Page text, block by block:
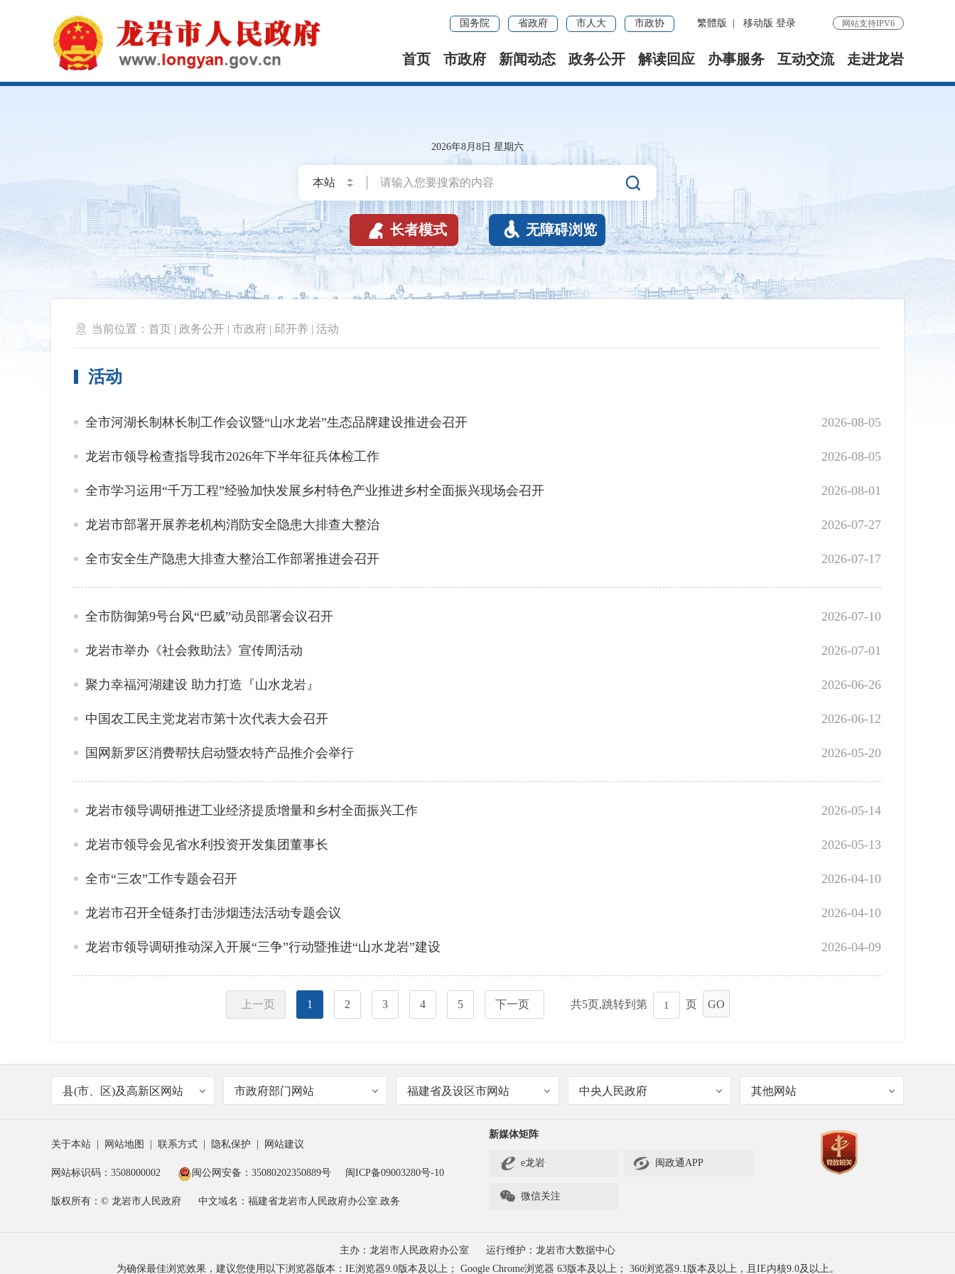
国务院 省政府 市人大 市政协 繁體版 移动版 登录 网站支持IPV6
首页 市政府 新闻动态 政务公开 解读回应 办事服务 互动交流 走进龙岩
2026年8月8日 星期六

 长者模式  无障碍浏览
 当前位置： 首页 | 政务公开 | 市政府 | 邱开养 | 活动
活动
2026-08-05
全市河湖长制林长制工作会议暨“山水龙岩”生态品牌建设推进会召开
2026-08-05
龙岩市领导检查指导我市2026年下半年征兵体检工作
2026-08-01
全市学习运用“千万工程”经验加快发展乡村特色产业推进乡村全面振兴现场会召开
2026-07-27
龙岩市部署开展养老机构消防安全隐患大排查大整治
2026-07-17
全市安全生产隐患大排查大整治工作部署推进会召开
2026-07-10
全市防御第9号台风“巴威”动员部署会议召开
2026-07-01
龙岩市举办《社会救助法》宣传周活动
2026-06-26
聚力幸福河湖建设 助力打造『山水龙岩』
2026-06-12
中国农工民主党龙岩市第十次代表大会召开
2026-05-20
国网新罗区消费帮扶启动暨农特产品推介会举行
2026-05-14
龙岩市领导调研推进工业经济提质增量和乡村全面振兴工作
2026-05-13
龙岩市领导会见省水利投资开发集团董事长
2026-04-10
全市“三农”工作专题会召开
2026-04-10
龙岩市召开全链条打击涉烟违法活动专题会议
2026-04-09
龙岩市领导调研推动深入开展“三争”行动暨推进“山水龙岩”建设
上一页 1 2 3 4 5 下一页 共5页,跳转到第 页 GO
县(市、区)及高新区网站 市政府部门网站 福建省及设区市网站 中央人民政府 其他网站
关于本站 网站地图 联系方式 隐私保护 网站建议
网站标识码：3508000002 闽公网安备：35080202350889号 闽ICP备09003280号-10
版权所有：© 龙岩市人民政府 中文域名：福建省龙岩市人民政府办公室.政务
新媒体矩阵
e龙岩  闽政通APP
 微信关注
主办：龙岩市人民政府办公室
运行维护：龙岩市大数据中心
为确保最佳浏览效果，建议您使用以下浏览器版本：IE浏览器9.0版本及以上； Google Chrome浏览器 63版本及以上； 360浏览器9.1版本及以上，且IE内核9.0及以上。